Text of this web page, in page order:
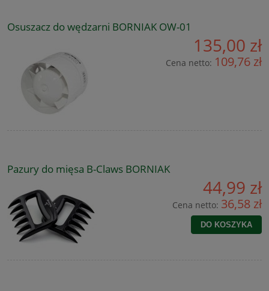
Osuszacz do wędzarni BORNIAK OW-01
135,00 zł
Cena netto: 109,76 zł
Pazury do mięsa B-Claws BORNIAK
44,99 zł
Cena netto: 36,58 zł
DO KOSZYKA